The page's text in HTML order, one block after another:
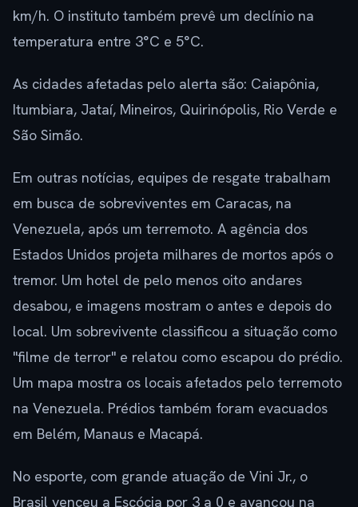
km/h. O instituto também prevê um declínio na
temperatura entre 3°C e 5°C.
As cidades afetadas pelo alerta são: Caiapônia,
Itumbiara, Jataí, Mineiros, Quirinópolis, Rio Verde e
São Simão.
Em outras notícias, equipes de resgate trabalham
em busca de sobreviventes em Caracas, na
Venezuela, após um terremoto. A agência dos
Estados Unidos projeta milhares de mortos após o
tremor. Um hotel de pelo menos oito andares
desabou, e imagens mostram o antes e depois do
local. Um sobrevivente classificou a situação como
"filme de terror" e relatou como escapou do prédio.
Um mapa mostra os locais afetados pelo terremoto
na Venezuela. Prédios também foram evacuados
em Belém, Manaus e Macapá.
No esporte, com grande atuação de Vini Jr., o
Brasil venceu a Escócia por 3 a 0 e avançou na